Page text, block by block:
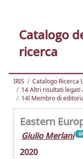
Catalogo
ricerca
IRIS
Catalogo Ricerca
14 Altri risultati legati
14l Membro di
Eastern
Giulio Merlani
2020